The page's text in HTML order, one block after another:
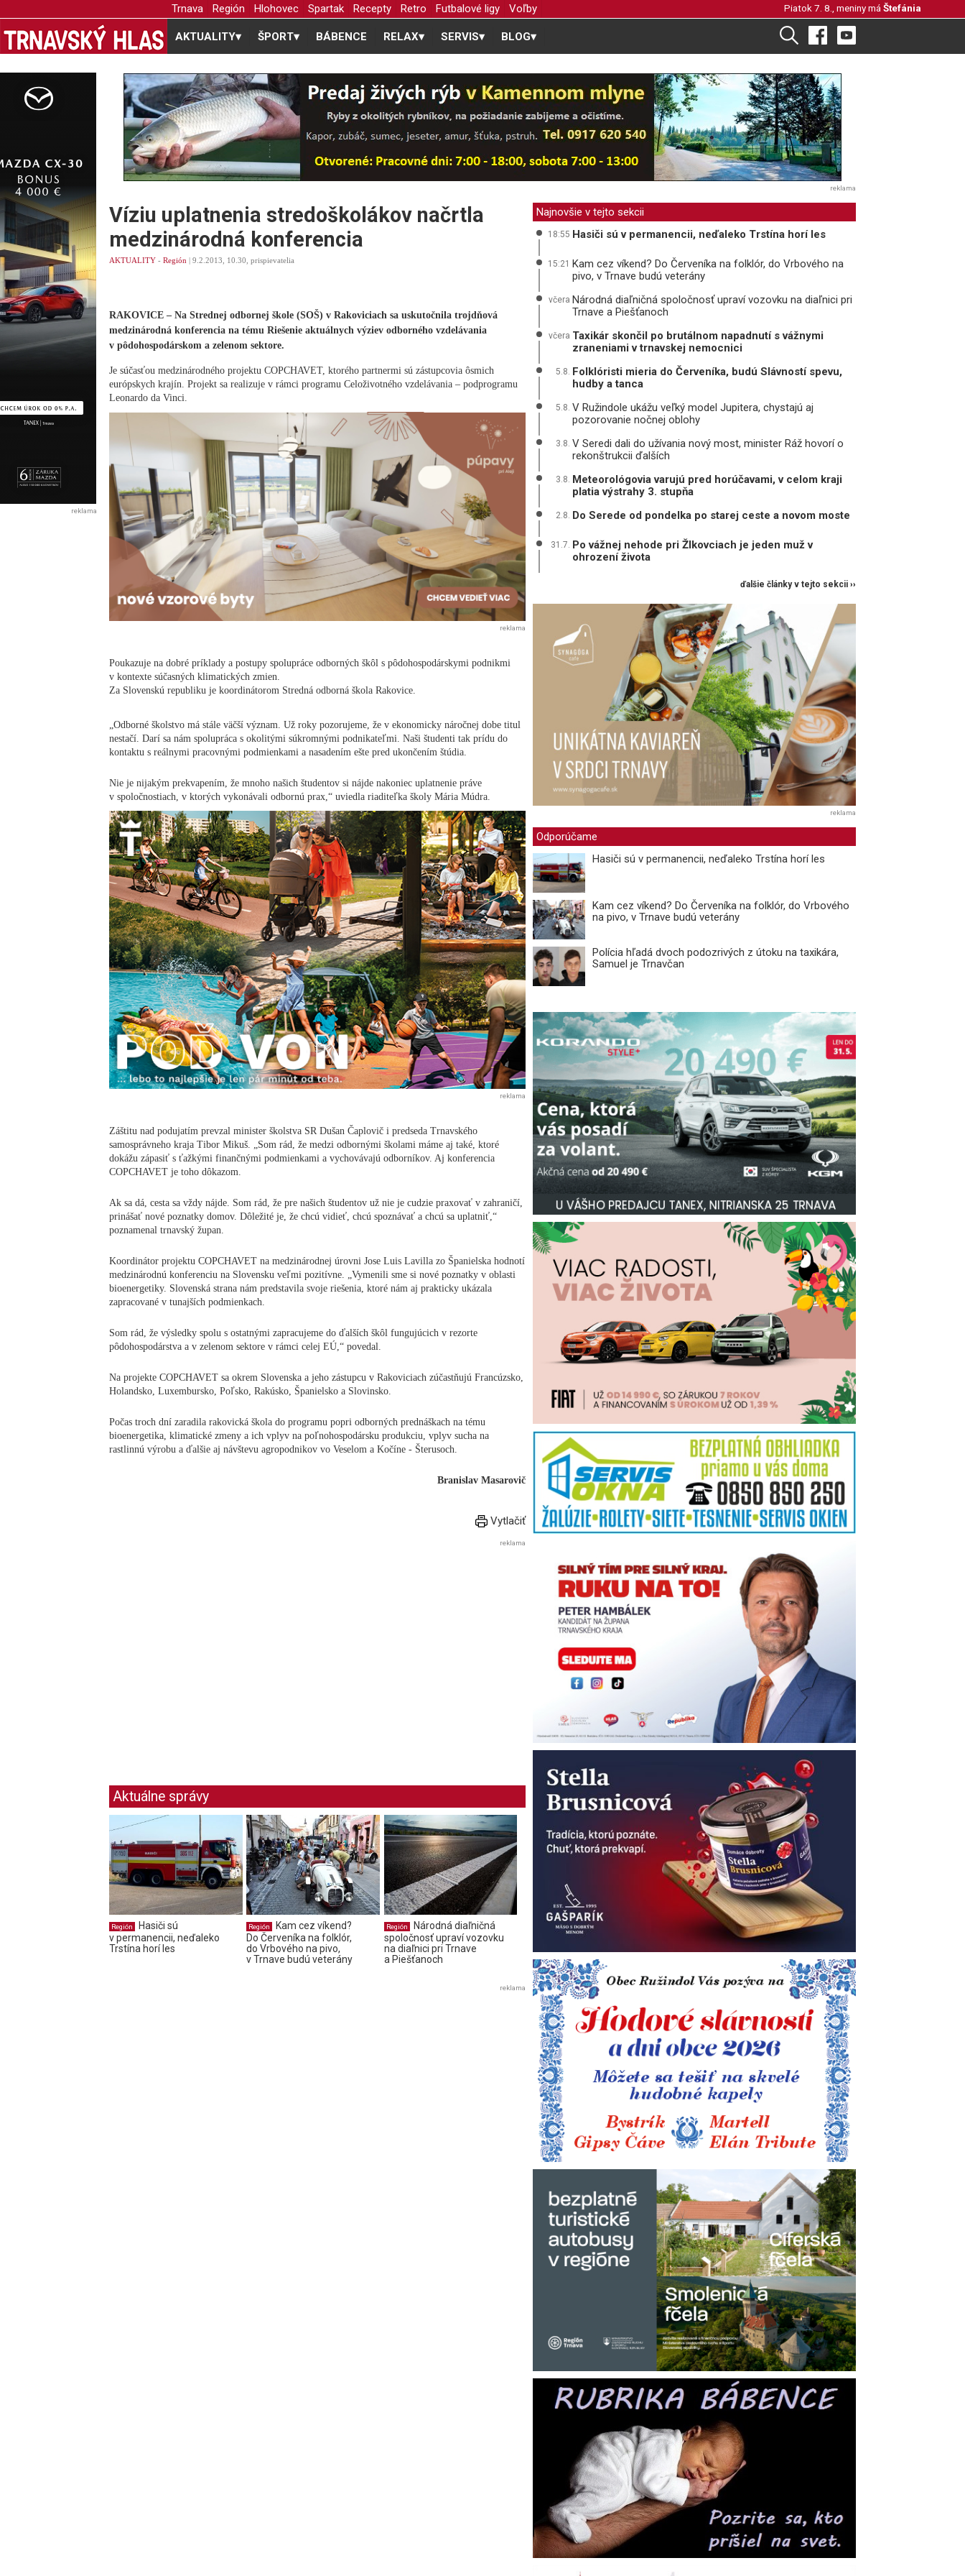
Trnava Región Hlohovec Spartak Recepty Retro Futbalové ligy Voľby Piatok 7. 8., meniny má Štefánia
AKTUALITY▾ ŠPORT▾ BÁBENCE RELAX▾ SERVIS▾ BLOG▾
reklama
Víziu uplatnenia stredoškolákov načrtla
medzinárodná konferencia
AKTUALITY - Región | 9.2.2013, 10.30, prispievatelia
RAKOVICE – Na Strednej odbornej škole (SOŠ) v Rakoviciach sa uskutočnila trojdňová
medzinárodná konferencia na tému Riešenie aktuálnych výziev odborného vzdelávania
v pôdohospodárskom a zelenom sektore.
Je súčasťou medzinárodného projektu COPCHAVET, ktorého partnermi sú zástupcovia ôsmich
európskych krajín. Projekt sa realizuje v rámci programu Celoživotného vzdelávania – podprogramu
Leonardo da Vinci.
reklama
Poukazuje na dobré príklady a postupy spolupráce odborných škôl s pôdohospodárskymi podnikmi
v kontexte súčasných klimatických zmien.
Za Slovenskú republiku je koordinátorom Stredná odborná škola Rakovice.
„Odborné školstvo má stále väčší význam. Už roky pozorujeme, že v ekonomicky náročnej dobe titul
nestačí. Darí sa nám spolupráca s okolitými súkromnými podnikateľmi. Naši študenti tak prídu do
kontaktu s reálnymi pracovnými podmienkami a nasadením ešte pred ukončením štúdia.
Nie je nijakým prekvapením, že mnoho našich študentov si nájde nakoniec uplatnenie práve
v spoločnostiach, v ktorých vykonávali odbornú prax,“ uviedla riaditeľka školy Mária Múdra.
reklama
Záštitu nad podujatím prevzal minister školstva SR Dušan Čaplovič i predseda Trnavského
samosprávneho kraja Tibor Mikuš. „Som rád, že medzi odbornými školami máme aj také, ktoré
dokážu zápasiť s ťažkými finančnými podmienkami a vychovávajú odborníkov. Aj konferencia
COPCHAVET je toho dôkazom.
Ak sa dá, cesta sa vždy nájde. Som rád, že pre našich študentov už nie je cudzie praxovať v zahraničí,
prinášať nové poznatky domov. Dôležité je, že chcú vidieť, chcú spoznávať a chcú sa uplatniť,“
poznamenal trnavský župan.
Koordinátor projektu COPCHAVET na medzinárodnej úrovni Jose Luis Lavilla zo Španielska hodnotí
medzinárodnú konferenciu na Slovensku veľmi pozitívne. „Vymenili sme si nové poznatky v oblasti
bioenergetiky. Slovenská strana nám predstavila svoje riešenia, ktoré nám aj prakticky ukázala
zapracované v tunajších podmienkach.
Som rád, že výsledky spolu s ostatnými zapracujeme do ďalších škôl fungujúcich v rezorte
pôdohospodárstva a v zelenom sektore v rámci celej EÚ,“ povedal.
Na projekte COPCHAVET sa okrem Slovenska a jeho zástupcu v Rakoviciach zúčastňujú Francúzsko,
Holandsko, Luxembursko, Poľsko, Rakúsko, Španielsko a Slovinsko.
Počas troch dní zaradila rakovická škola do programu popri odborných prednáškach na tému
bioenergetika, klimatické zmeny a ich vplyv na poľnohospodársku produkciu, vplyv sucha na
rastlinnú výrobu a ďalšie aj návštevu agropodnikov vo Veselom a Kočíne - Šterusoch.
Branislav Masarovič
Vytlačiť
reklama
Aktuálne správy
Región
Hasiči sú
v permanencii, neďaleko
Trstína horí les
Región
Kam cez víkend?
Do Červeníka na folklór,
do Vrbového na pivo,
v Trnave budú veterány
Región
Národná diaľničná
spoločnosť upraví vozovku
na diaľnici pri Trnave
a Piešťanoch
reklama
Najnovšie v tejto sekcii
18:55 Hasiči sú v permanencii, neďaleko Trstína horí les
15:21 Kam cez víkend? Do Červeníka na folklór, do Vrbového na
pivo, v Trnave budú veterány
včera Národná diaľničná spoločnosť upraví vozovku na diaľnici pri
Trnave a Piešťanoch
včera Taxikár skončil po brutálnom napadnutí s vážnymi
zraneniami v trnavskej nemocnici
5.8. Folklóristi mieria do Červeníka, budú Slávností spevu,
hudby a tanca
5.8. V Ružindole ukážu veľký model Jupitera, chystajú aj
pozorovanie nočnej oblohy
3.8. V Seredi dali do užívania nový most, minister Ráž hovorí o
rekonštrukcii ďalších
3.8. Meteorológovia varujú pred horúčavami, v celom kraji
platia výstrahy 3. stupňa
2.8. Do Serede od pondelka po starej ceste a novom moste
31.7. Po vážnej nehode pri Žlkovciach je jeden muž v
ohrození života
ďalšie články v tejto sekcii ››
reklama
Odporúčame
Hasiči sú v permanencii, neďaleko Trstína horí les
Kam cez víkend? Do Červeníka na folklór, do Vrbového
na pivo, v Trnave budú veterány
Polícia hľadá dvoch podozrivých z útoku na taxikára,
Samuel je Trnavčan
reklama